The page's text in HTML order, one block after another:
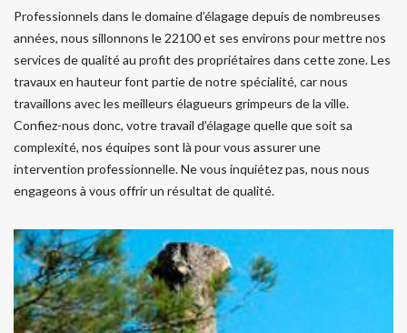
Professionnels dans le domaine d’élagage depuis de nombreuses
années, nous sillonnons le 22100 et ses environs pour mettre nos
services de qualité au profit des propriétaires dans cette zone. Les
travaux en hauteur font partie de notre spécialité, car nous
travaillons avec les meilleurs élagueurs grimpeurs de la ville.
Confiez-nous donc, votre travail d’élagage quelle que soit sa
complexité, nos équipes sont là pour vous assurer une
intervention professionnelle. Ne vous inquiétez pas, nous nous
engageons à vous offrir un résultat de qualité.